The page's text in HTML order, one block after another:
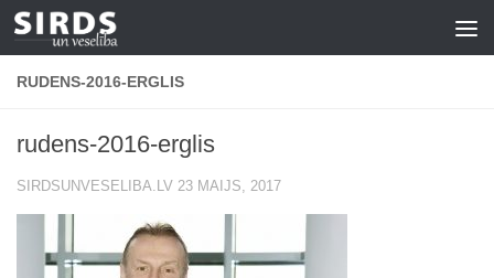
Skip to content
RUDENS-2016-ERGLIS
rudens-2016-erglis
SIRDSUNVESELIBA.LV 23 MAIJS, 2017